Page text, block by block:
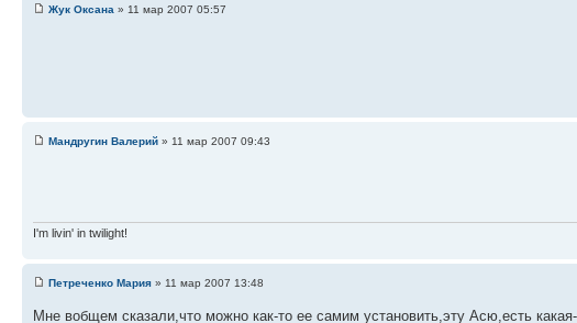
Жук Оксана » 11 мар 2007 05:57
Мандругин Валерий » 11 мар 2007 09:43
I'm livin' in twilight!
Петреченко Мария » 11 мар 2007 13:48
Мне вобщем сказали,что можно как-то ее самим установить,эту Асю,есть